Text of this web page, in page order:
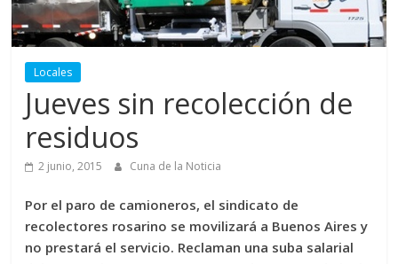
Locales
Jueves sin recolección de
residuos
2 junio, 2015 Cuna de la Noticia
Por el paro de camioneros, el sindicato de
recolectores rosarino se movilizará a Buenos Aires y
no prestará el servicio. Reclaman una suba salarial